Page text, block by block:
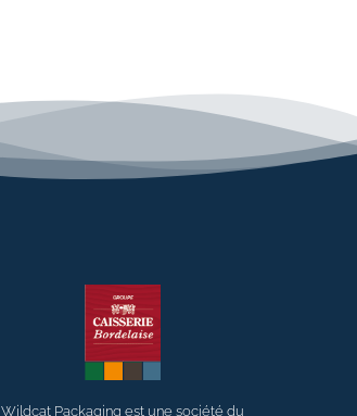
Wildcat Packaging est une société du